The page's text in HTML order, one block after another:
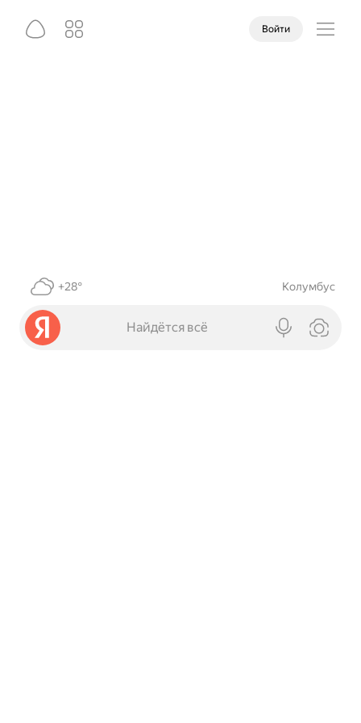
Войти
+28° Колумбус
Найдётся всё